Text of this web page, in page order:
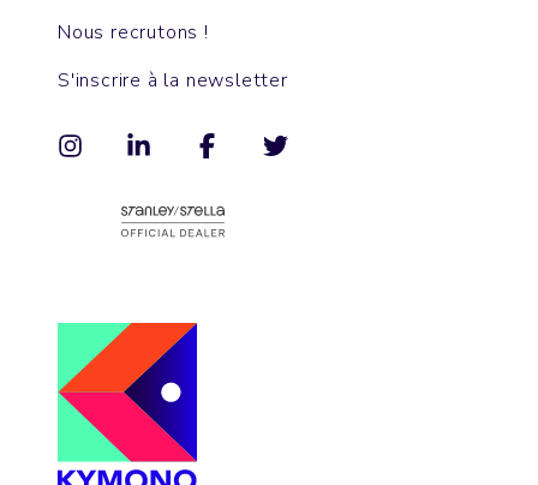
Nous recrutons !
S'inscrire à la newsletter